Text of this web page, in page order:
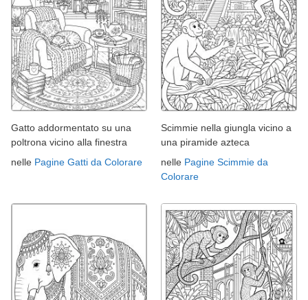
Gatto addormentato su una
poltrona vicino alla finestra
nelle Pagine Gatti da Colorare
Scimmie nella giungla vicino a
una piramide azteca
nelle Pagine Scimmie da
Colorare